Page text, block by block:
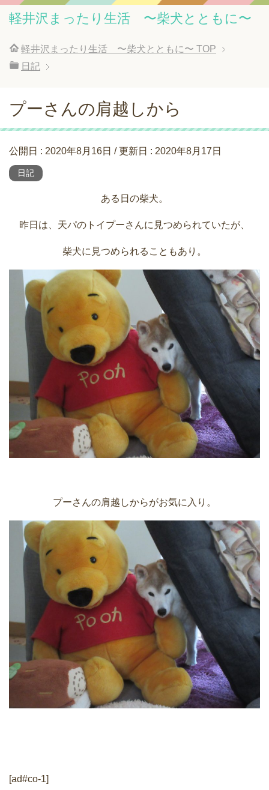
軽井沢まったり生活 〜柴犬とともに〜
軽井沢まったり生活 〜柴犬とともに〜 TOP
日記
プーさんの肩越しから
公開日 : 2020年8月16日 / 更新日 : 2020年8月17日
日記
ある日の柴犬。
昨日は、天パのトイプーさんに見つめられていたが、
柴犬に見つめられることもあり。
プーさんの肩越しからがお気に入り。
[ad#co-1]